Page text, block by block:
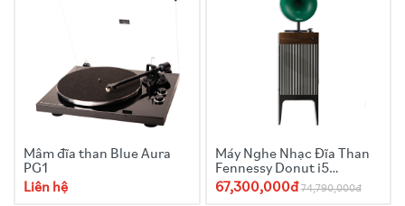
Mâm đĩa than Blue Aura
PG1
Liên hệ
Máy Nghe Nhạc Đĩa Than
Fennessy Donut i5
Sainkho
67,300,000đ 74,790,000đ